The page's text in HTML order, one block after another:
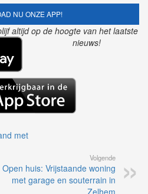
NU ONZE APP!
altijd op de hoogte van het laatste
nieuws!
met
Volgende
Open huis: Vrijstaande woning
met garage en souterrain in
Zelhem